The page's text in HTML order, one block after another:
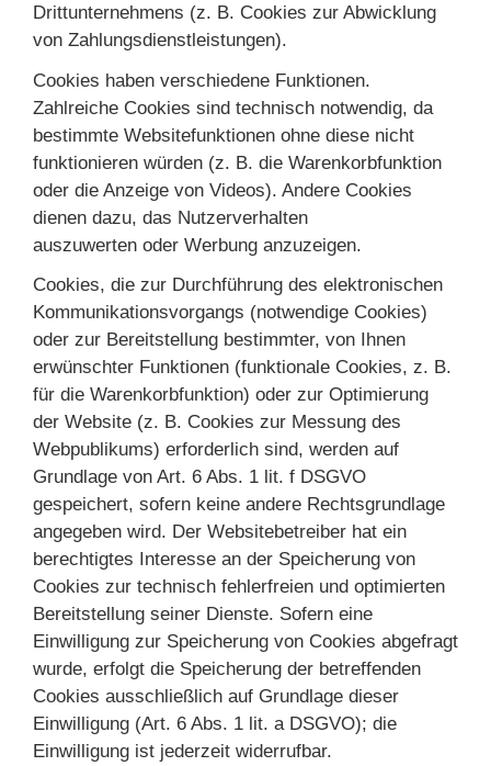
Drittunternehmens (z. B. Cookies zur Abwicklung
von Zahlungsdienstleistungen).
Cookies haben verschiedene Funktionen.
Zahlreiche Cookies sind technisch notwendig, da
bestimmte Websitefunktionen ohne diese nicht
funktionieren würden (z. B. die Warenkorbfunktion
oder die Anzeige von Videos). Andere Cookies
dienen dazu, das Nutzerverhalten
auszuwerten oder Werbung anzuzeigen.
Cookies, die zur Durchführung des elektronischen
Kommunikationsvorgangs (notwendige Cookies)
oder zur Bereitstellung bestimmter, von Ihnen
erwünschter Funktionen (funktionale Cookies, z. B.
für die Warenkorbfunktion) oder zur Optimierung
der Website (z. B. Cookies zur Messung des
Webpublikums) erforderlich sind, werden auf
Grundlage von Art. 6 Abs. 1 lit. f DSGVO
gespeichert, sofern keine andere Rechtsgrundlage
angegeben wird. Der Websitebetreiber hat ein
berechtigtes Interesse an der Speicherung von
Cookies zur technisch fehlerfreien und optimierten
Bereitstellung seiner Dienste. Sofern eine
Einwilligung zur Speicherung von Cookies abgefragt
wurde, erfolgt die Speicherung der betreffenden
Cookies ausschließlich auf Grundlage dieser
Einwilligung (Art. 6 Abs. 1 lit. a DSGVO); die
Einwilligung ist jederzeit widerrufbar.